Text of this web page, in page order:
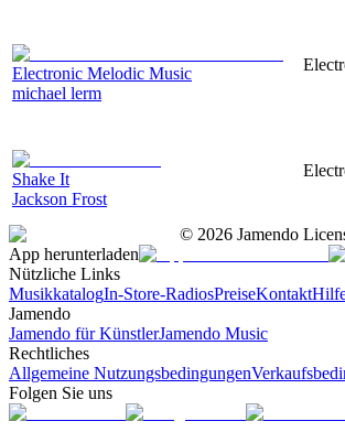
Electronic Melodic Music
michael lerm
Shake It
Jackson Frost
© 2026 Jamendo
App herunterladen
Nützliche Links
MusikkatalogIn-Store-RadiosPreiseKontakt
Jamendo
Jamendo für KünstlerJamendo Music
Rechtliches
Allgemeine Nutzungsbedingungen
Folgen Sie uns